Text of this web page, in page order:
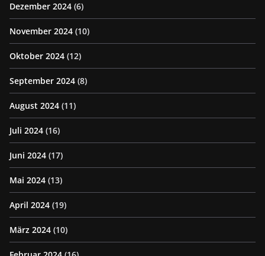
Dezember 2024 (6)
November 2024 (10)
Oktober 2024 (12)
September 2024 (8)
August 2024 (11)
Juli 2024 (16)
Juni 2024 (17)
Mai 2024 (13)
April 2024 (19)
März 2024 (10)